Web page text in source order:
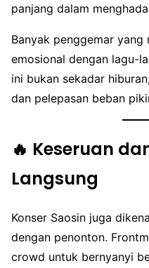
panjang dalam
Banyak penggemar yang
emosional dengan lagu-
ini bukan sekadar
dan pelepasan beban
🔥 Keseruan
Langsung
Konser Saosin juga
dengan penonton.
crowd untuk bernyanyi